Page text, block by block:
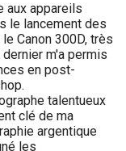
aux appareils
le lancement des
Canon 300D, très
m'a permis
en post-
talentueux
clé de ma
argentique
les